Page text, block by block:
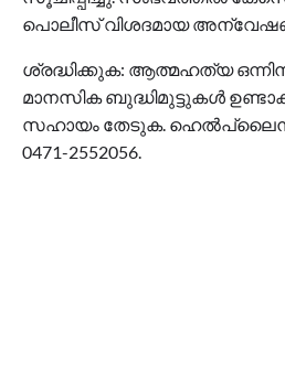
പൊലീസ് വിശദമായ അന്വേഷണം
ശ്രദ്ധിക്കുക: ആത്മഹത്യ
മാനസിക ബുദ്ധിമുട്ടുകൾ
സഹായം തേടുക. ഹെൽപ്‌ലൈൻ
0471-2552056.